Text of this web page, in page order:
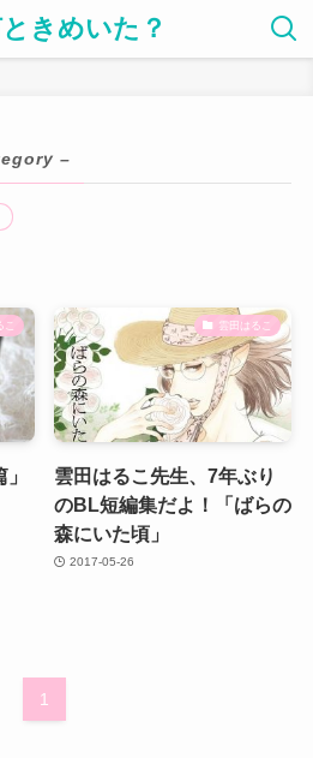
きめいた？
–
こ 雲田はるこ
雲田はるこ先生、7年ぶり
のBL短編集だよ！「ばらの
森にいた頃」
2017-05-26
1